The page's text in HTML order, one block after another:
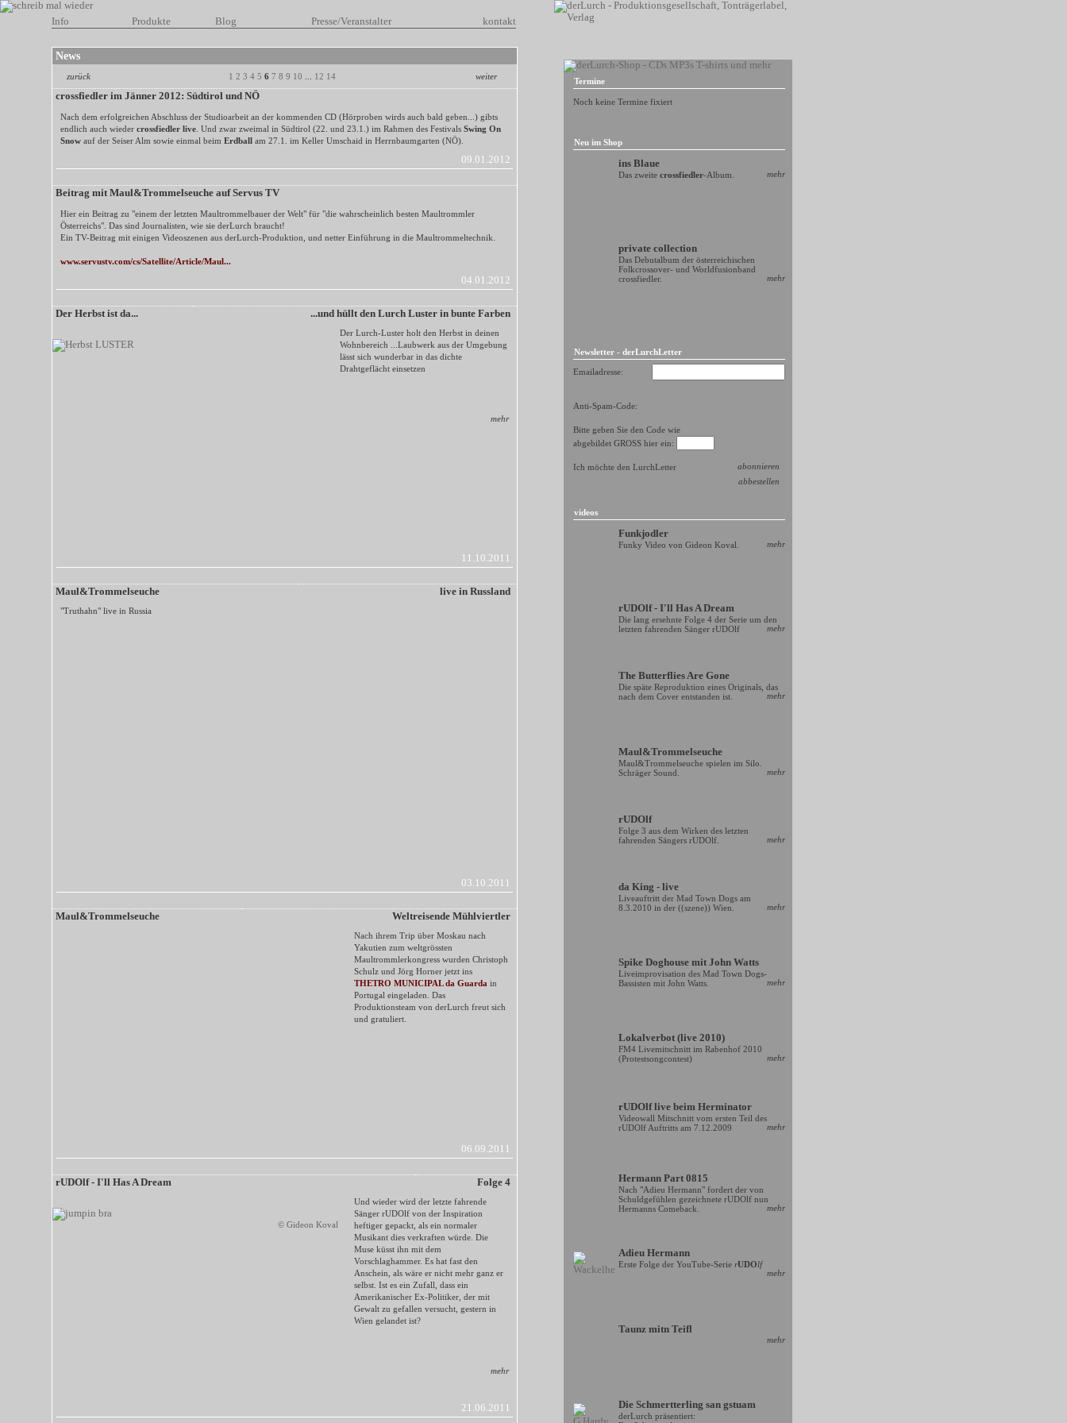
Info Produkte Blog Presse/Veranstalter kontakt
News
zurück 1 2 3 4 5 6 7 8 9 10 12 14 weiter
crossfiedler im Jänner 2012: Südtirol und NÖ
Nach dem erfolgreichen Abschluss der Studioarbeit an der kommenden CD (Hörproben wirds auch bald geben...) gibts
endlich auch wieder crossfiedler live . Und zwar zweimal in Südtirol (22. und 23.1.) im Rahmen des Festivals Swing On
Snow auf der Seiser Alm sowie einmal beim Erdball am 27.1. im Keller Umschaid in Herrnbaumgarten (NÖ).
09.01.2012
Beitrag mit Maul&Trommelseuche auf Servus TV
Hier ein Beitrag zu "einem der letzten Maultrommelbauer der Welt" für "die wahrscheinlich besten Maultrommler
Österreichs". Das sind Journalisten, wie sie derLurch braucht!
Ein TV-Beitrag mit einigen Videoszenen aus derLurch-Produktion, und netter Einführung in die Maultrommeltechnik.
www.servustv.com/cs/Satellite/Article/Maul...
04.01.2012
Der Herbst ist da... ...und hüllt den Lurch Luster in bunte Farben
Der Lurch-Luster holt den Herbst in deinen
Wohnbereich ...Laubwerk aus der Umgebung
lässt sich wunderbar in das dichte
Drahtgeflächt einsetzen
mehr
11.10.2011
Maul&Trommelseuche live in Russland
"Truthahn" live in Russia
03.10.2011
Maul&Trommelseuche Weltreisende Mühlviertler
Nach ihrem Trip über Moskau nach
Yakutien zum weltgrössten
Maultrommlerkongress wurden Christoph
Schulz und Jörg Horner jetzt ins
THETRO MUNICIPAL da Guarda in
Portugal eingeladen. Das
Produktionsteam von derLurch freut sich
und gratuliert.
06.09.2011
rUDOlf - I'll Has A Dream Folge 4
© Gideon Koval
Und wieder wird der letzte fahrende
Sänger rUDOlf von der Inspiration
heftiger gepackt, als ein normaler
Musikant dies verkraften würde. Die
Muse küsst ihn mit dem
Vorschlaghammer. Es hat fast den
Anschein, als wäre er nicht mehr ganz er
selbst. Ist es ein Zufall, dass ein
Amerikanischer Ex-Politiker, der mit
Gewalt zu gefallen versucht, gestern in
Wien gelandet ist?
mehr
21.06.2011
Termine
Noch keine Termine fixiert
Neu im Shop
ins Blaue
Das zweite crossfiedler-Album. mehr
private collection
Das Debutalbum der österreichischen
Folkcrossover- und Worldfusionband
crossfiedler.
mehr
Newsletter - derLurchLetter
Emailadresse:
Anti-Spam-Code:
Bitte geben Sie den Code wie
abgebildet GROSS hier ein:
Ich möchte den LurchLetter
abonnieren
abbestellen
videos
Funkjodler
Funky Video von Gideon Koval. mehr
rUDOlf - I'll Has A Dream
Die lang ersehnte Folge 4 der Serie um den
letzten fahrenden Sänger rUDOlf
mehr
The Butterflies Are Gone
Die späte Reproduktion eines Originals, das
nach dem Cover entstanden ist.
mehr
Maul&Trommelseuche
Maul&Trommelseuche spielen im Silo.
Schräger Sound.
mehr
rUDOlf
Folge 3 aus dem Wirken des letzten
fahrenden Sängers rUDOlf.
mehr
da King - live
Liveauftritt der Mad Town Dogs am
8.3.2010 in der ((szene)) Wien.
mehr
Spike Doghouse mit John Watts
Liveimprovisation des Mad Town Dogs-
Bassisten mit John Watts.
mehr
Lokalverbot (live 2010)
FM4 Livemitschnitt im Rabenhof 2010
(Protestsongcontest)
mehr
rUDOlf live beim Herminator
Videowall Mitschnitt vom ersten Teil des
rUDOlf Auftritts am 7.12.2009
mehr
Hermann Part 0815
Nach "Adieu Hermann" fordert der von
Schuldgefühlen gezeichnete rUDOlf nun
Hermanns Comeback.
mehr
Adieu Hermann
Erste Folge der YouTube-Serie rUDOlf
mehr
Taunz mitn Teifl
mehr
Die Schmertterling san gstuam
derLurch präsentiert: